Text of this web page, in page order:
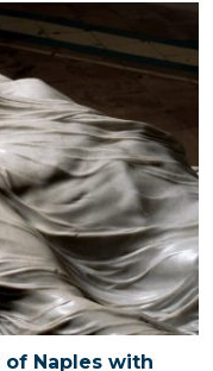
Naples with